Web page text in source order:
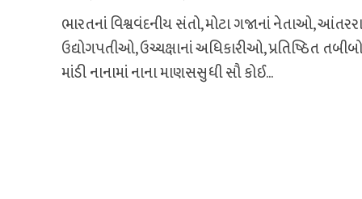
ભારતનાં વિશ્વવંદનીય સંતો, મોટા ગજાનાં નેતાઓ,
ઉદ્યોગપતીઓ, ઉચ્ચક્ષાનાં અધિકારીઓ, પ્રતિષ્ઠિત
માંડી નાનામાં નાના માણસસુધી સૌ કોઈ...